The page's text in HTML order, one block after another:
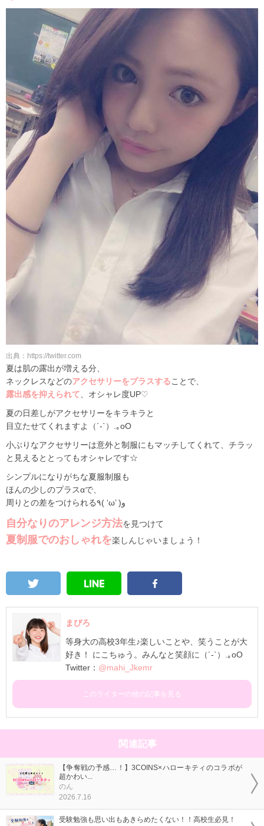
出典：https://twitter.com
夏は肌の露出が増える分、
ネックレスなどのアクセサリーをプラスすることで、
露出感を抑えられて 、オシャレ度UP♡
夏の日差しがアクセサリーをキラキラと
目立たせてくれますよ（´-`）.｡oO
小ぶりなアクセサリーは意外と制服にもマッチしてくれて、チラッ
と見えるととってもオシャレです☆
シンプルになりがちな夏服制服も
ほんの少しのプラスαで、
周りとの差をつけられる٩( ‘ω’ )و
自分なりのアレンジ方法を見つけて
夏制服でのおしゃれを楽しんじゃいましょう！
まぴろ
等身大の高校3年生♪楽しいことや、笑うことが大
好き！ にこちゅう。みんなと笑顔に（´-`）.｡oO
Twitter： @mahi_Jkemr
このライターの他の記事を見る
関連記事
【争奪戦の予感…！】3COINS×ハローキティのコラボが
超かわい...
のん
2026.7.16
受験勉強も思い出もあきらめたくない！！高校生必見！